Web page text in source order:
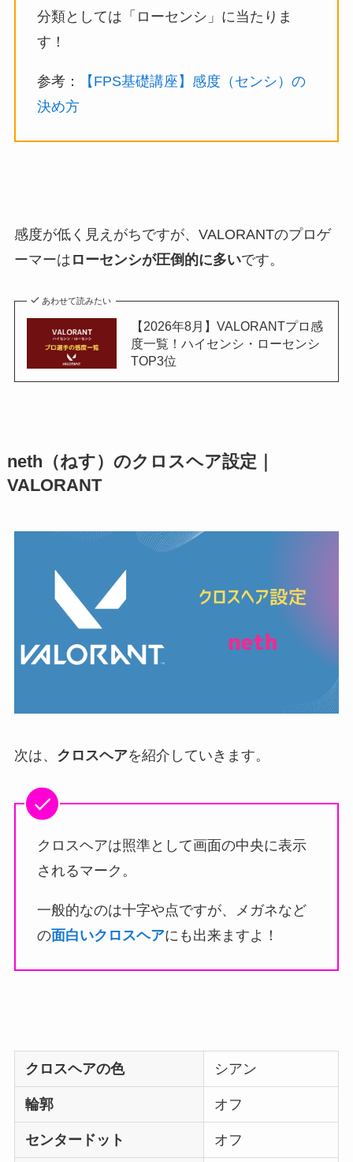
分類としては「ローセンシ」に当たりま
す！
参考：
【FPS基礎講座】感度（センシ）の
決め方
感度が低く見えがちですが、VALORANTのプロゲ
ーマーは ローセンシが圧倒的に多いです。
あわせて読みたい
【2026年8月】VALORANTプロ感
度一覧！ハイセンシ・ローセンシ
TOP3位
neth（ねす）のクロスヘア設定｜
VALORANT
次は、 クロスヘアを紹介していきます。
クロスヘアは照準として画面の中央に表示
されるマーク。
一般的なのは十字や点ですが、メガネなど
の面白いクロスヘアにも出来ますよ！
クロスヘアの色 シアン
輪郭 オフ
センタードット オフ